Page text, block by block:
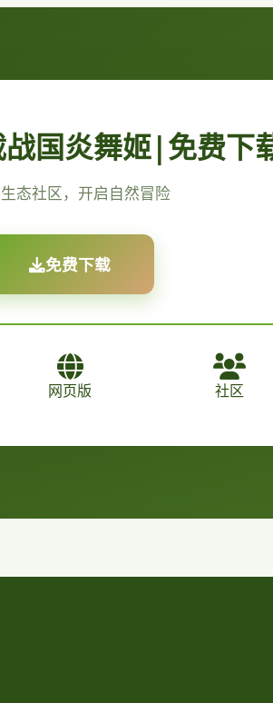
国炎舞姬|免费下
态社区，开启自然冒险
免费下载
网页版 社区